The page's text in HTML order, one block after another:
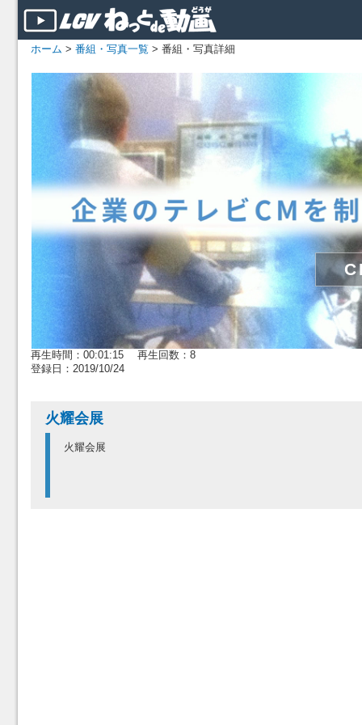
ホーム > 番組・写真一覧 > 番組・写真詳細
再生時間：00:01:15 再生回数：8
登録日：2019/10/24
火耀会展
火耀会展